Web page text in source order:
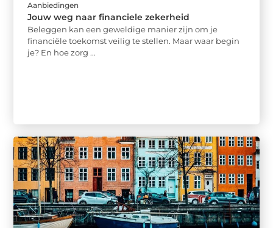
Aanbiedingen
Jouw weg naar financiele zekerheid
Beleggen kan een geweldige manier zijn om je
financiële toekomst veilig te stellen. Maar waar begin
je? En hoe zorg ...